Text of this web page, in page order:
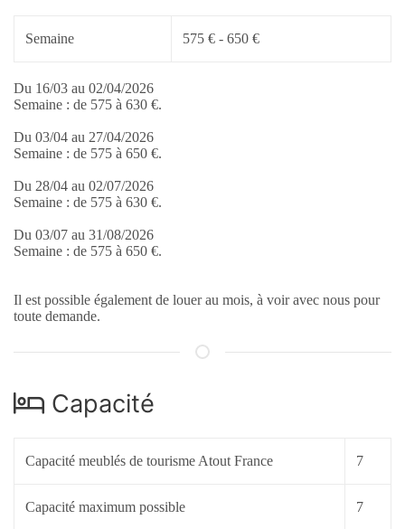
Semaine 575 € - 650 €
Du 16/03 au 02/04/2026
Semaine : de 575 à 630 €.
Du 03/04 au 27/04/2026
Semaine : de 575 à 650 €.
Du 28/04 au 02/07/2026
Semaine : de 575 à 630 €.
Du 03/07 au 31/08/2026
Semaine : de 575 à 650 €.
Il est possible également de louer au mois, à voir avec nous pour
toute demande.
Capacité
Capacité meublés de tourisme Atout France 7
Capacité maximum possible 7